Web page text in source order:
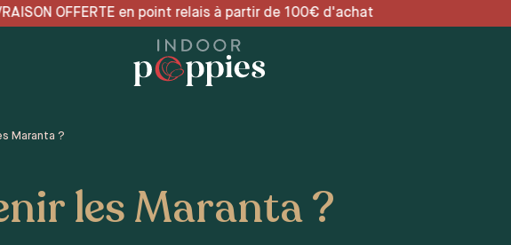
relais à partir de 100€
Maranta ?
les Maranta ?